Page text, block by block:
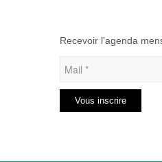
Recevoir l’agenda